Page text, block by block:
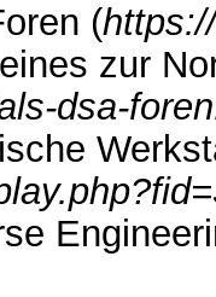
(
zur
dsa-